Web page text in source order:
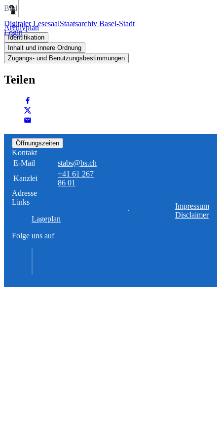
Digitaler LesesaalStaatsarchiv Basel-Stadt
Login
Bild
Archivplan
Identifikation
Inhalt und innere Ordnung
Zugangs- und Benutzungsbestimmungen
Teilen
Öffnungszeiten
Kontakt
E-Mail
stabs@bs.ch
Kanzlei
+41 61 267
86 01
Adresse
Links
Lageplan
Folge uns auf
Impressum
Disclaimer